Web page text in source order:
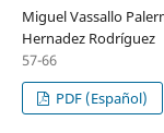
Miguel Vassallo
Hernadez Rodríguez
57-66
PDF (Español)